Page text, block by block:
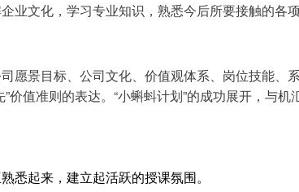
文化，学习专业知识，熟悉今后所要接触的各
景目标、公司文化、价值观体系、岗位技能、
值准则的表达。“小蝌蚪计划”的成功展开，与
悉起来，建立起活跃的授课氛围。